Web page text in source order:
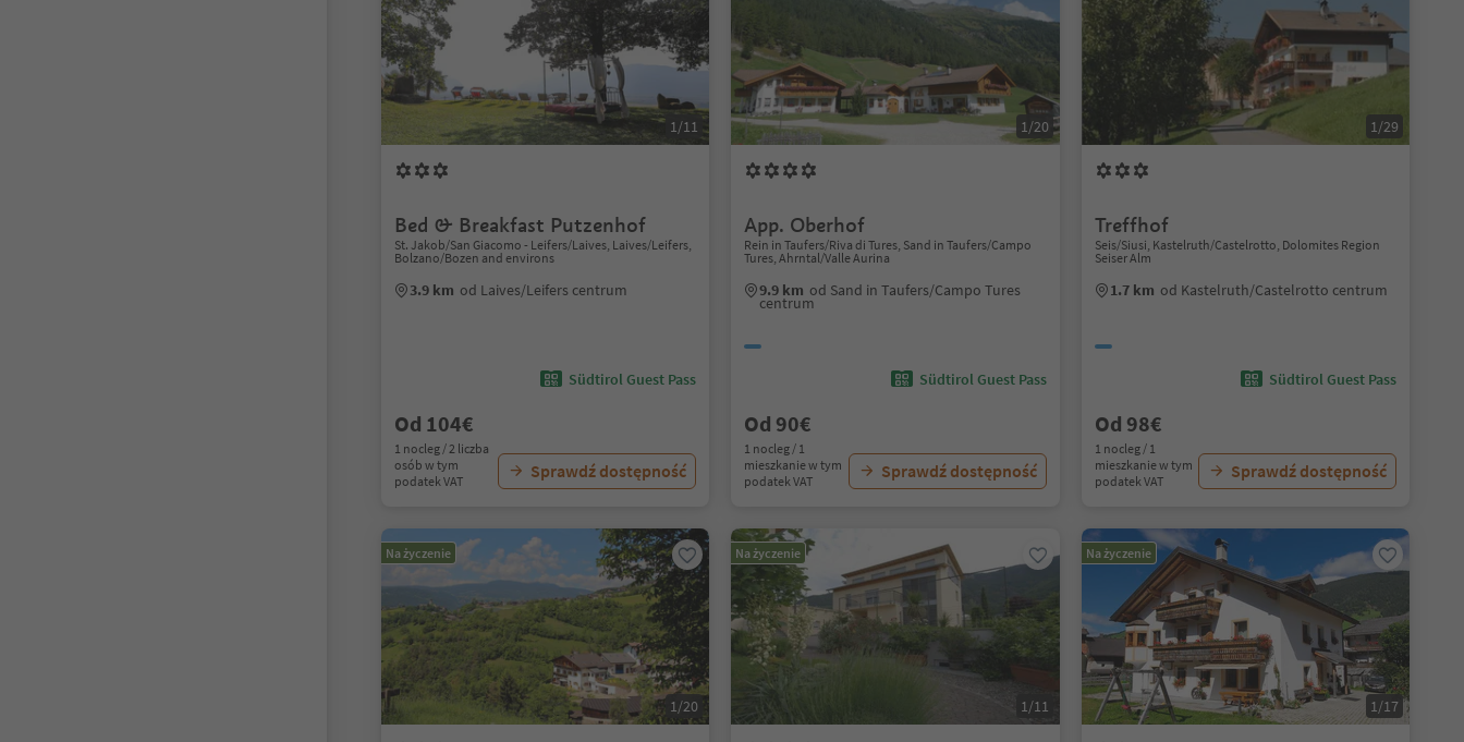
1/11
Bed & Breakfast Putzenhof
St. Jakob/San Giacomo - Leifers/Laives, Laives/Leifers,
Bolzano/Bozen and environs
3.9 km od Laives/Leifers centrum
Südtirol Guest Pass
Od 104€
1 nocleg / 2 liczba
osób w tym
podatek VAT
Sprawdź dostępność
1/20
App. Oberhof
Rein in Taufers/Riva di Tures, Sand in Taufers/Campo
Tures, Ahrntal/Valle Aurina
9.9 km od Sand in Taufers/Campo Tures
centrum
Südtirol Guest Pass
Od 90€
1 nocleg / 1
mieszkanie w tym
podatek VAT
Sprawdź dostępność
1/29
Treffhof
Seis/Siusi, Kastelruth/Castelrotto, Dolomites Region
Seiser Alm
1.7 km od Kastelruth/Castelrotto centrum
Südtirol Guest Pass
Od 98€
1 nocleg / 1
mieszkanie w tym
podatek VAT
Sprawdź dostępność
Na życzenie
1/20
Na życzenie
1/11
Na życzenie
1/17